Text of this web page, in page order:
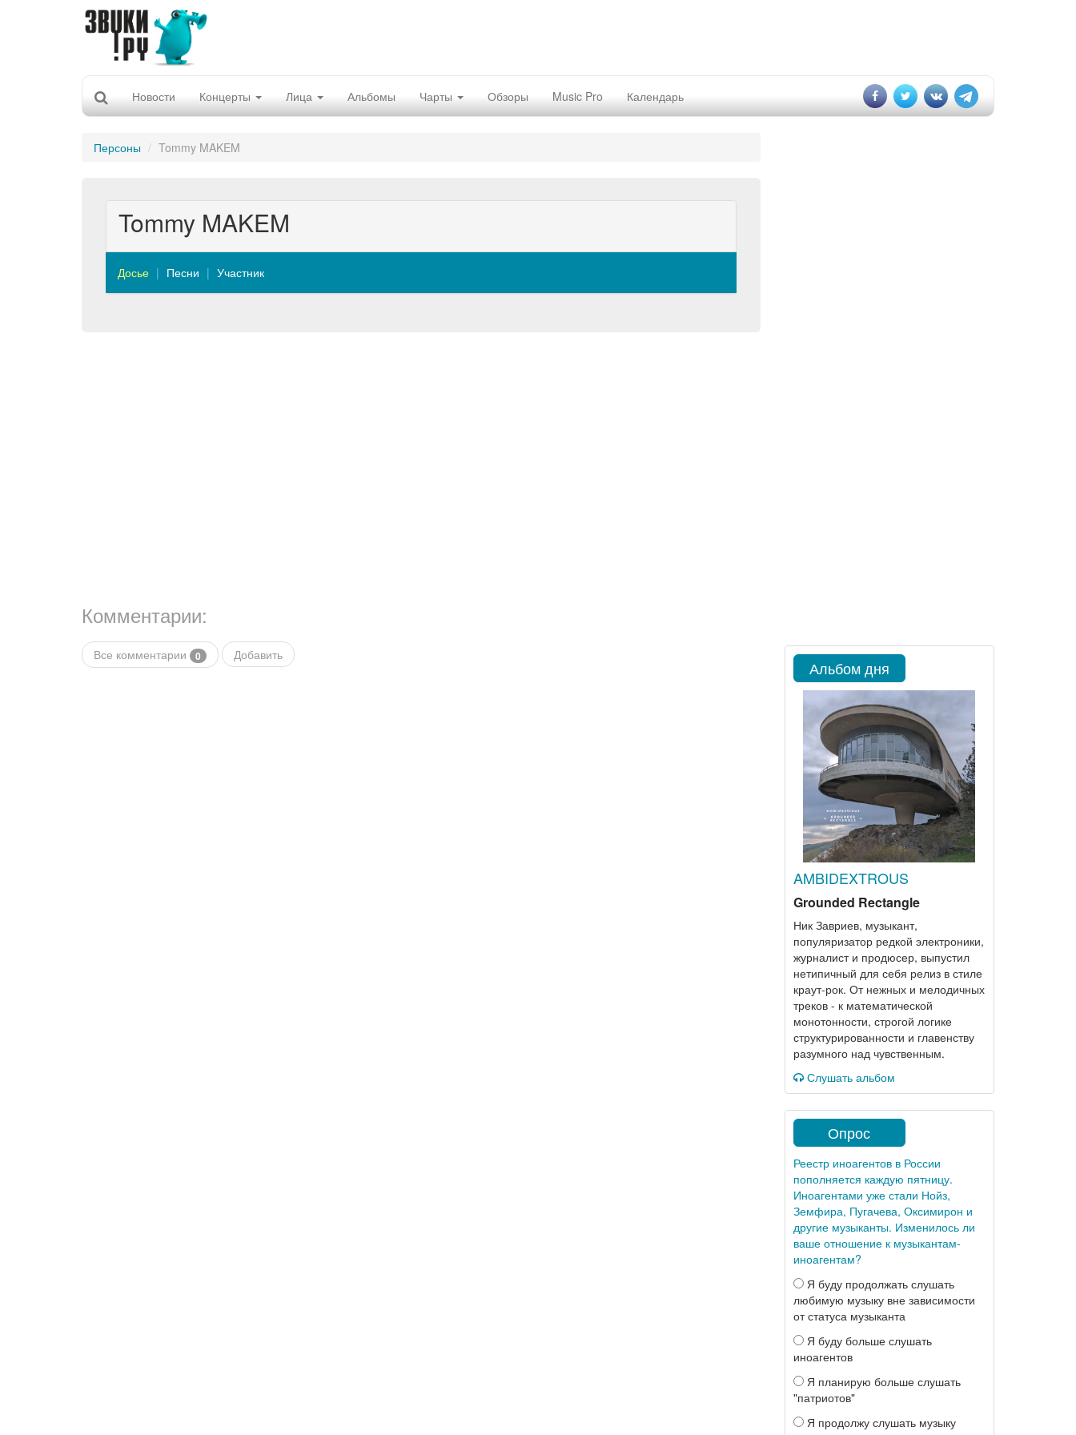
Новости Концерты Лица Альбомы Чарты Обзоры Music Pro Календарь
Персоны Tommy MAKEM
Tommy MAKEM
Досье Песни Участник
Комментарии:
Все комментарии 0 Добавить
Альбом дня
AMBIDEXTROUS
Grounded Rectangle
Ник Завриев, музыкант,
популяризатор редкой электроники,
журналист и продюсер, выпустил
нетипичный для себя релиз в стиле
краут-рок. От нежных и мелодичных
треков - к математической
монотонности, строгой логике
структурированности и главенству
разумного над чувственным.
Слушать альбом
Опрос
Реестр иноагентов в России
пополняется каждую пятницу.
Иноагентами уже стали Нойз,
Земфира, Пугачева, Оксимирон и
другие музыканты. Изменилось ли
ваше отношение к музыкантам-
иноагентам?
Я буду продолжать слушать
любимую музыку вне зависимости
от статуса музыканта
Я буду больше слушать
иноагентов
Я планирую больше слушать
"патриотов"
Я продолжу слушать музыку